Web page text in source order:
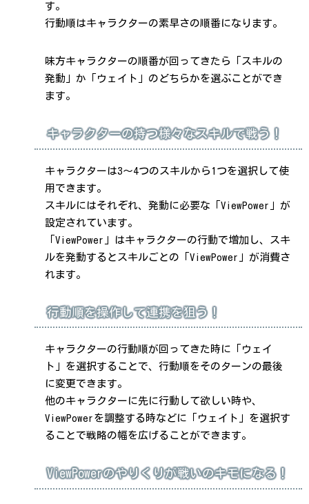
す。
行動順はキャラクターの素早さの順番になります。
味方キャラクターの順番が回ってきたら「スキルの
発動」か「ウェイト」のどちらかを選ぶことができ
ます。
キャラクターの持つ様々なスキルで戦う！
キャラクターは3～4つのスキルから1つを選択して使
用できます。
スキルにはそれぞれ、発動に必要な「ViewPower」が
設定されています。
「ViewPower」はキャラクターの行動で増加し、スキ
ルを発動するとスキルごとの「ViewPower」が消費さ
れます。
行動順を操作して連携を狙う！
キャラクターの行動順が回ってきた時に「ウェイ
ト」を選択することで、行動順をそのターンの最後
に変更できます。
他のキャラクターに先に行動して欲しい時や、
ViewPowerを調整する時などに「ウェイト」を選択す
ることで戦略の幅を広げることができます。
ViewPowerのやりくりが戦いのキモになる！